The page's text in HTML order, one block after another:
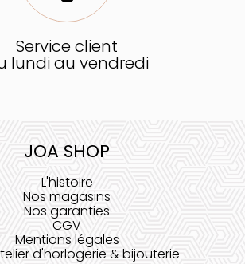
Service client
lundi au vendredi
JOA SHOP
L'histoire
Nos magasins
Nos garanties
CGV
Mentions légales
d'horlogerie & bijouterie